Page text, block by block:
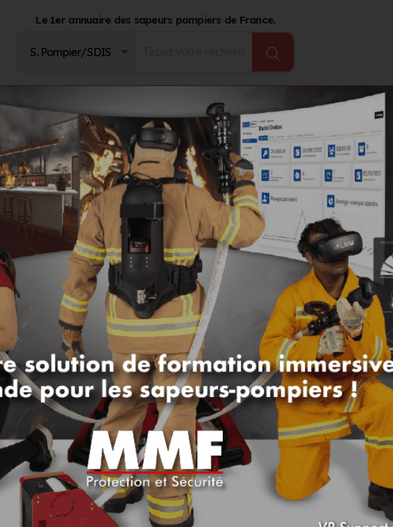
Le 1er annuaire des sapeurs pompiers de France.
Catalogue Produits Journal d'actualité
Inscrit depuis le
Informations